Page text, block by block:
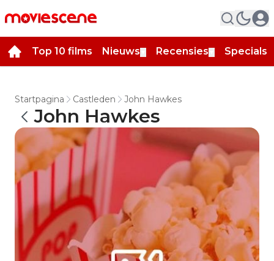
Top 10 films Nieuws Recensies Specials
Startpagina Castleden John Hawkes
John Hawkes